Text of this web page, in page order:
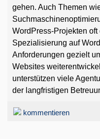
gehen. Auch Themen
WordPress-Projekten
Spezialisierung auf
Anforderungen gezielt
Websites
unterstützen viele
der langfristigen
kommentieren